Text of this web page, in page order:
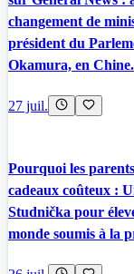
changement de
président du
Okamura, en Chine.
27 juil.
Pourquoi les
cadeaux coûteux :
Studnička pour
monde soumis à la